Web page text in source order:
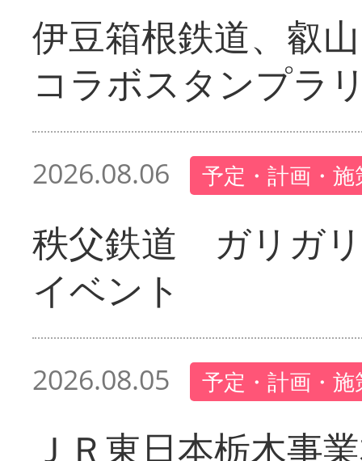
伊豆箱根鉄道、叡
コラボスタンプラ
2026.08.06 予定・計画・施
秩父鉄道 ガリガ
イベント
2026.08.05 予定・計画・施
ＪＲ東日本栃木事